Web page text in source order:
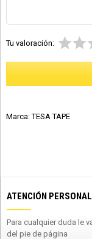
Tu valoración:
Marca: TESA TAPE
ATENCIÓN
Para cualquier duda le
del pie de página